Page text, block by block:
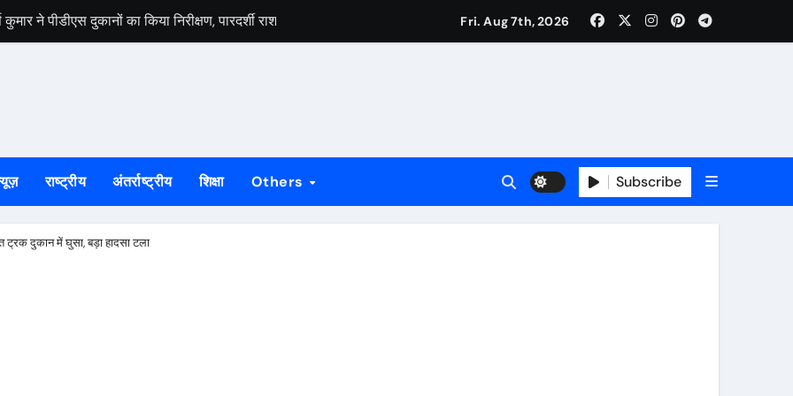
ने पीडीएस दुकानों का किया निरीक्षण, पारदर्शी राशन वितरण के दिए निर्देश
को लेकर भाजपा जमशेदपुर महानगर की तैयारियां हुई तेज, 9 अगस्त को साकची नेताजी सुभाष मैदान से निकलेगी विशाल तिरंगा यात्रा
यूआईएसएल के वरीय महाप्रबंधक से, ज्ञापन सौंपा कंपनी की टीम क्षेत्र का निरीक्षण कर कार्य शुरु करवाएगीःसीनियर जीएम
गागराई ने पंचायत और बूथ संगठन मजबूत करने का किया आह्वान
का मुद्दा, सांसद जोबा माझी ने पूर्ण संचालन की उठाई मांग
Fri. Aug 7th, 2026
राष्ट्रीय अंतर्राष्ट्रीय शिक्षा Others Subscribe
दुकान में घुसा, बड़ा हादसा टला